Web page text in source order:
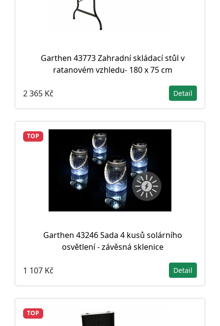
Garthen 43773 Zahradní skládací stůl v
ratanovém vzhledu- 180 x 75 cm
2 365 Kč Detail
TOP
Garthen 43246 Sada 4 kusů solárního
osvětlení - závěsná sklenice
1 107 Kč Detail
TOP